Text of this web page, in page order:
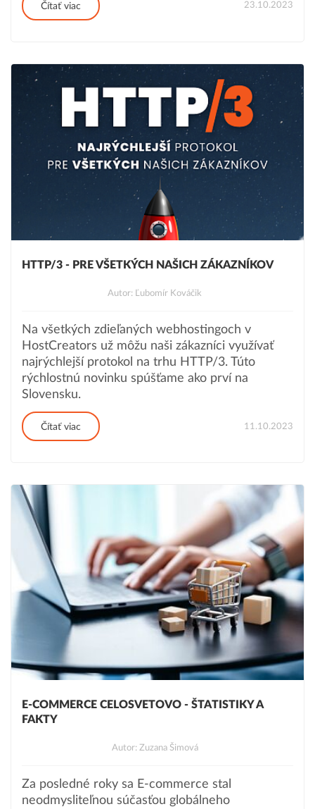
Čítať viac 23.10.2023
HTTP/3 - PRE VŠETKÝCH NAŠICH ZÁKAZNÍKOV
Autor: Ľubomír Kováčik
Na všetkých zdieľaných webhostingoch v
HostCreators už môžu naši zákazníci využívať
najrýchlejší protokol na trhu HTTP/3. Túto
rýchlostnú novinku spúšťame ako prví na
Slovensku.
Čítať viac 11.10.2023
E-COMMERCE CELOSVETOVO - ŠTATISTIKY A
FAKTY
Autor: Zuzana Šimová
Za posledné roky sa E-commerce stal
neodmysliteľnou súčasťou globálneho